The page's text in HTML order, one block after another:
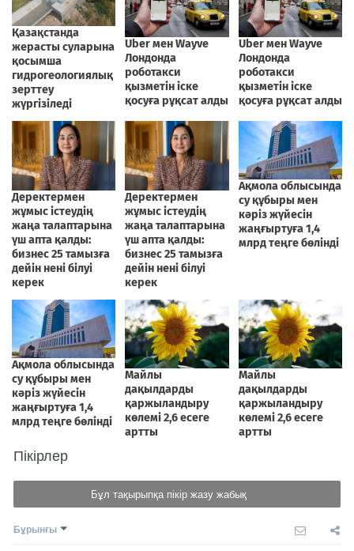
Пікірлер
Бұл тақырыпқа пікір жазу жабық
Бұрынғы